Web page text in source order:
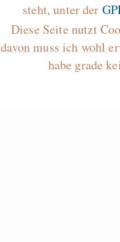
steht, unter der
Diese Seite nutzt
davon muss ich wohl
habe grade